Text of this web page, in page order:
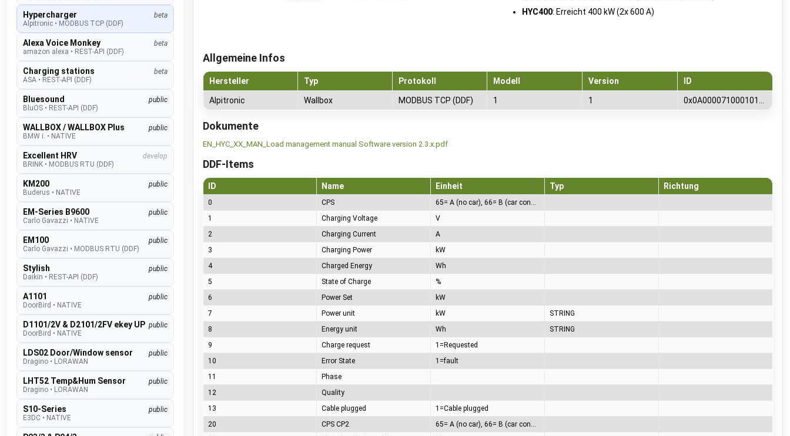
Hypercharger
beta
Alpitronic • MODBUS TCP (DDF)
Alexa Voice Monkey
beta
amazon alexa • REST-API (DDF)
Charging stations
beta
ASA • REST-API (DDF)
Bluesound
public
BluOS • REST-API (DDF)
WALLBOX / WALLBOX Plus
public
BMW i. • NATIVE
Excellent HRV
develop
BRINK • MODBUS RTU (DDF)
KM200
public
Buderus • NATIVE
EM-Series B9600
public
Carlo Gavazzi • NATIVE
EM100
public
Carlo Gavazzi • MODBUS RTU (DDF)
Stylish
public
Daikin • REST-API (DDF)
A1101
public
DoorBird • NATIVE
D1101/2V & D2101/2FV ekey UP public
DoorBird • NATIVE
LDS02 Door/Window sensor
public
Dragino • LORAWAN
LHT52 Temp&Hum Sensor
public
Dragino • LORAWAN
S10-Series
public
E3DC • NATIVE
HYC400: Erreicht 400 kW (2x 600 A)
Allgemeine Infos
Hersteller Typ Protokoll Modell Version ID
Alpitronic Wallbox MODBUS TCP (DDF) 1 1
Dokumente
EN_HYC_XX_MAN_Load management manual Software version 2.3.x.pdf
DDF-Items
ID Name Einheit Typ Richtung
0 CPS
65= A (no car), 66= B (car connected), 67= C (charging), 68= D (charging with ventilation), 69= E (error), 70= F (communication error)
1
Charging Voltage
V
2
Charging Current
A
3
Charging Power
kW
4
Charged Energy
Wh
5
State of Charge
%
6
Power Set
kW
7
Power unit kW
STRING
8
Energy unit Wh
STRING
9
Charge request
1=Requested
10
Error State
1=fault
11
Phase
12
Quality
13
Cable plugged
1=Cable plugged
20
CPS CP2
65= A (no car), 66= B (car connected), 67= C (charging), 68= D (charging with ventilation), 69= E (error), 70= F (communication error)